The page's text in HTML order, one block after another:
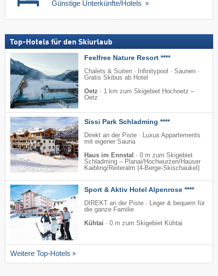
Günstige Unterkünfte/Hotels
Top-Hotels für den Skiurlaub
Feelfree Nature Resort ****
Chalets & Suiten · Infinitypool · Saunen ·
Gratis Skibus ab Hotel
Oetz · 1 km zum Skigebiet Hochoetz –
Oetz
Sissi Park Schladming ****
Direkt an der Piste · Luxus Appartements
mit eigener Sauna
Haus im Ennstal · 0 m zum Skigebiet
Schladming – Planai/​Hochwurzen/​Hauser
Kaibling/​Reiteralm (4-Berge-Skischaukel)
Sport & Aktiv Hotel Alpenrose ****
DIREKT an der Piste · Leger & bequem für
die ganze Familie
Kühtai · 0 m zum Skigebiet Kühtai
Weitere Top-Hotels